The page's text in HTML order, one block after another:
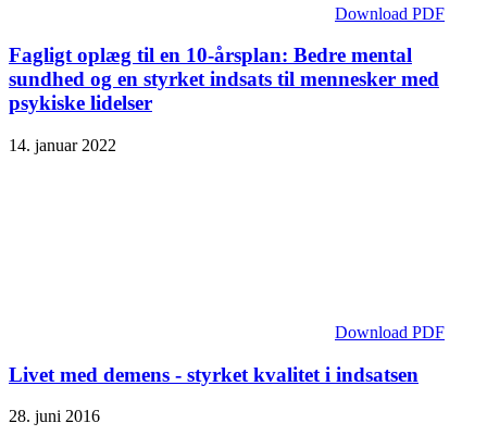
Download PDF
Fagligt oplæg til en 10-årsplan: Bedre mental
sundhed og en styrket indsats til mennesker med
psykiske lidelser
14. januar 2022
Download PDF
Livet med demens - styrket kvalitet i indsatsen
28. juni 2016